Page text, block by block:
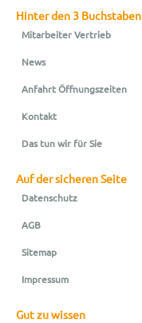
Hinter den 3 Buchstaben
Mitarbeiter Vertrieb
News
Anfahrt Öffnungszeiten
Kontakt
Das tun wir für Sie
Auf der sicheren Seite
Datenschutz
AGB
Sitemap
Impressum
Gut zu wissen